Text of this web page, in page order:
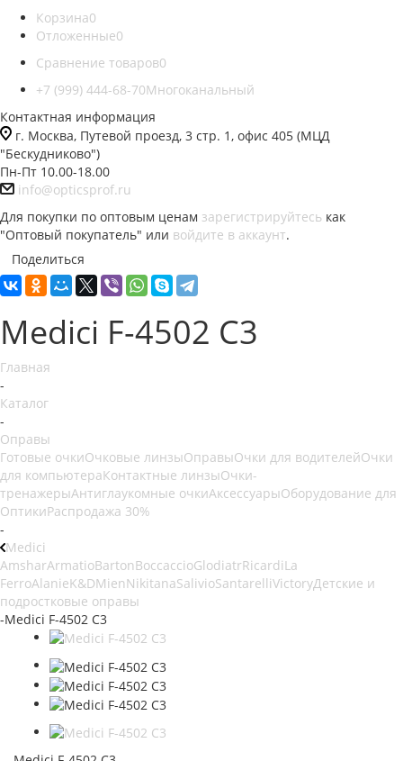
Корзина0
Отложенные0
Сравнение товаров0
+7 (999) 444-68-70Многоканальный
Контактная информация
г. Москва, Путевой проезд, 3 стр. 1, офис 405 (МЦД
"Бескудниково")
Пн-Пт 10.00-18.00
info@opticsprof.ru
Для покупки по оптовым ценам зарегистрируйтесь как
"Оптовый покупатель" или войдите в аккаунт.
Поделиться
Medici F-4502 C3
Главная
-
Каталог
-
Оправы
Готовые очкиОчковые линзыОправыОчки для водителейОчки
для компьютераКонтактные линзыОчки-
тренажерыАнтиглаукомные очкиАксессуарыОборудование для
ОптикиРаспродажа 30%
-
Medici
AmsharArmatioBartonBoccaccioGlodiatrRicardiLa
FerroAlanieK&DMienNikitanaSalivioSantarelliVictoryДетские и
подростковые оправы
-Medici F-4502 C3